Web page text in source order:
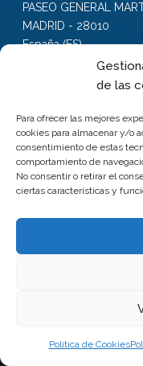
de las
Para ofrecer las mejores
cookies para almacenar y/o
consentimiento de estas
comportamiento de
No consentir o retirar el
ciertas características y
Política de Cookies
PASEO GENERAL
MADRID - 28010
España (ES)
PLANTA DE AS
P.I. Penapurreira.
E-15328 A Coruña
Estado de
Sistema interno de
© 2023 EINSA